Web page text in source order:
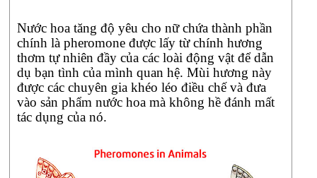
Nước hoa tăng độ yêu cho nữ chứa thành phần
chính là pheromone được lấy từ chính hương
thơm tự nhiên đầy của các loài động vật để dẫn
dụ bạn tình của mình quan hệ. Mùi hương này
được các chuyên gia khéo léo điều chế và đưa
vào sản phẩm nước hoa mà không hề đánh mất
tác dụng của nó.